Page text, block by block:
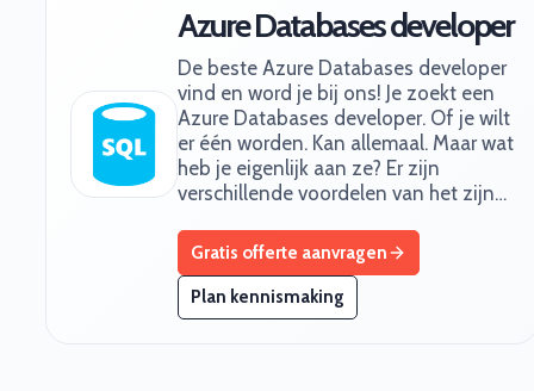
Azure Databases developer
De beste Azure Databases developer
vind en word je bij ons! Je zoekt een
Azure Databases developer. Of je wilt
er één worden. Kan allemaal. Maar wat
heb je eigenlijk aan ze? Er zijn
verschillende voordelen van het zijn…
Gratis offerte aanvragen
Plan kennismaking